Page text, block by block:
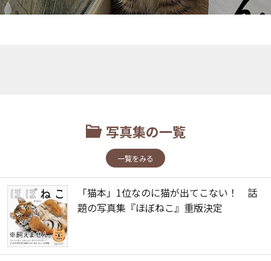
写真集の一覧
一覧をみる
「猫本」1位なのに猫が出てこない！ 話
題の写真集『ほぼねこ』重版決定